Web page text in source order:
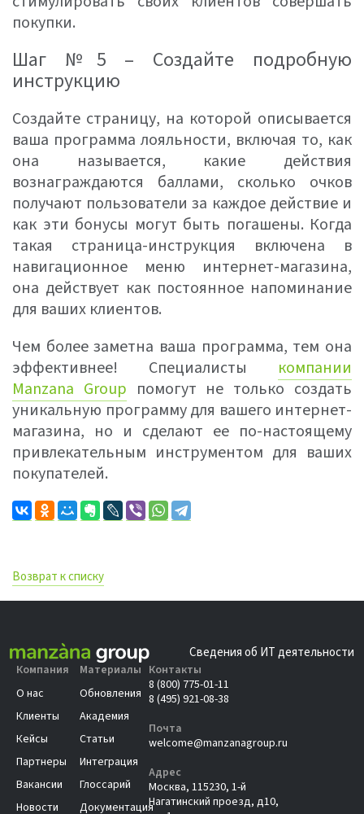
покупки.
Шаг №5 – Создайте подробную
инструкцию
Создайте страницу, на которой описывается
ваша программа лояльности, включая то, как
она называется, какие действия
вознаграждаются баллами, сколько очков
получают пользователи за каждое действие и
как эти бонусы могут быть погашены. Когда
такая страница-инструкция включена в
навигационное меню интернет-магазина,
она действует как постоянное напоминание
для ваших клиентов.
Чем более заметна ваша программа, тем она
эффективнее! Специалисты компании
Manzana Group помогут не только создать
уникальную программу для вашего интернет-
магазина, но и сделают ее по-настоящему
привлекательным инструментом для ваших
покупателей.
Возврат к списку
Сведения об ИТ деятельности
Компания
О нас
Клиенты
Кейсы
Партнеры
Вакансии
Новости
Материалы
Обновления
Академия
Статьи
Интеграция
Глоссарий
Документация
Контакты
8 (800) 775-01-11
8 (495) 921-08-38
Почта
welcome@manzanagroup.ru
Адрес
Москва, 115230, 1-й
Нагатинский проезд, д10,